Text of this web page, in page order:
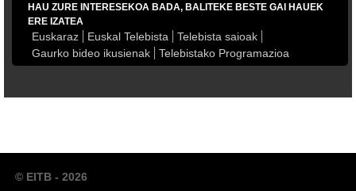
HAU ZURE INTERESEKOA BADA, BALITEKE BESTE GAI HAUEK
ERE IZATEA
Euskaraz Euskal Telebista
Telebista saioak
Gaurko bideo ikusienak
Telebistako Programazioa
© EITB - 2026